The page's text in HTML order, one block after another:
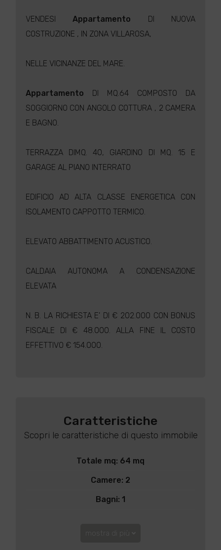
VENDESIAppartamento DI NUOVA
COSTRUZIONE , IN ZONA VILLAROSA,
NELLE VICINANZE DEL MARE.
Appartamento DI MQ.64 COMPOSTO DA
SOGGIORNO CON ANGOLO COTTURA , 2 CAMERA
E BAGNO.
TERRAZZA DIMQ. 40, GIARDINO DI MQ. 15 E
GARAGE AL PIANO INTERRATO
EDIFICIO AD ALTA CLASSE ENERGETICA CON
ISOLAMENTO CAPPOTTO TERMICO.
ELEVATO ABBATTIMENTO ACUSTICO.
CALDAIA AUTONOMA A CONDENSAZIONE
ELEVATA
N. B. LA RICHIESTA E' DI € 202.000 CON BONUS
FISCALE DI € 48.000. ALLA FINE IL COSTO
EFFETTIVO € 154.000.
Caratteristiche
Scopri le caratteristiche di questo immobile
Totale mq: 64 mq
Camere: 2
Bagni: 1